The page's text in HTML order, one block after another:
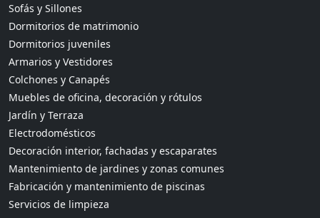
Sofás y Sillones
Dormitorios de matrimonio
Dormitorios juveniles
Armarios y Vestidores
Colchones y Canapés
Muebles de oficina, decoración y rótulos
Jardín y Terraza
Electrodomésticos
Decoración interior, fachadas y escaparates
Mantenimiento de jardines y zonas comunes
Fabricación y mantenimiento de piscinas
Servicios de limpieza